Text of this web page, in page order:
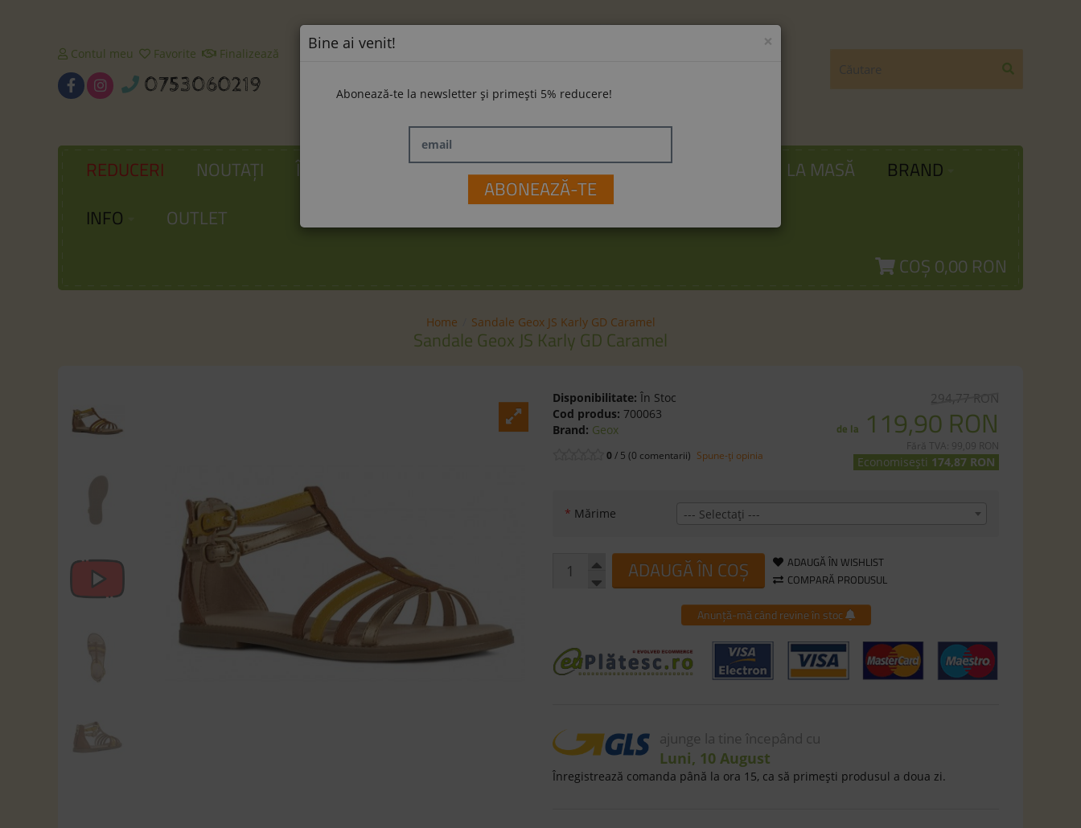
Contul meu Favorite Finalizează
0753060219
REDUCERI NOUTAȚI ÎNCĂLȚĂMINTE LA PLIMBARE JUCĂRII LA MASĂ
BRAND
INFO
OUTLET
COȘ 0,00 RON
Home Sandale Geox JS Karly GD Caramel
Sandale Geox JS Karly GD Caramel
Disponibilitate: În Stoc
Cod produs: 700063
Brand: Geox
0/ 5 (0 comentarii) Spune-ţi opinia
294,77 RON
de la 119,90 RON
Fără TVA: 99,09 RON
Economisești 174,87 RON
* Mărime --- Selectaţi ---
ADAUGĂ ÎN COȘ
ADAUGĂ ÎN WISHLIST
COMPARĂ PRODUSUL
Anunță-mă când revine în stoc
ajunge la tine începând cu
Luni, 10 August
Înregistrează comanda până la ora 15, ca să primeşti produsul a doua zi.
×
Bine ai venit!
Abonează-te la newsletter și primești 5% reducere!
email
ABONEAZĂ-TE